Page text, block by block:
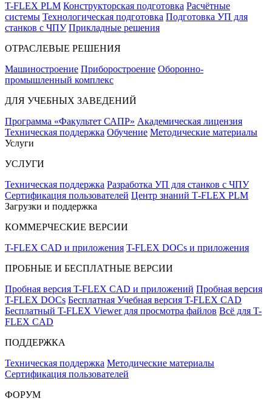
T-FLEX PLM Конструкторская подготовка Расчётные
системы Технологическая подготовка Подготовка УП для
станков с ЧПУ Прикладные решения
ОТРАСЛЕВЫЕ РЕШЕНИЯ
Машиностроение Приборостроение Оборонно-
промышленный комплекс
ДЛЯ УЧЕБНЫХ ЗАВЕДЕНИЙ
Программа «Факультет САПР» Академическая лицензия
Техническая поддержка Обучение Методические материалы
Услуги
УСЛУГИ
Техническая поддержка Разработка УП для станков с ЧПУ
Сертификация пользователей Центр знаний T‑FLEX PLM
Загрузки и поддержка
КОММЕРЧЕСКИЕ ВЕРСИИ
T-FLEX CAD и приложения T-FLEX DOCs и приложения
ПРОБНЫЕ И БЕСПЛАТНЫЕ ВЕРСИИ
Пробная версия T-FLEX CAD и приложений Пробная версия
T-FLEX DOCs Бесплатная Учебная версия T-FLEX CAD
Бесплатный T-FLEX Viewer для просмотра файлов Всё для T-
FLEX CAD
ПОДДЕРЖКА
Техническая поддержка Методические материалы
Сертификация пользователей
ФОРУМ